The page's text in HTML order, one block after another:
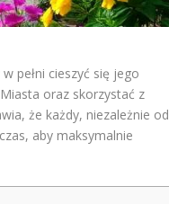
pełni cieszyć się jego
oraz skorzystać z
że każdy, niezależnie od
aby maksymalnie